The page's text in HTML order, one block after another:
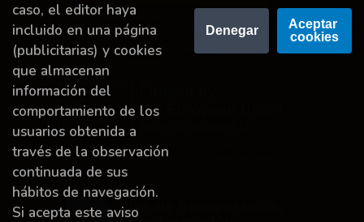
Proyecto financiado por la Dirección General del
Libro y Fomento de la Lectura, Ministerio de
Cultura y Deporte.
Financiado por la Unión Europea-Next Generation
caso, el editor haya
incluido en una página
(publicitarias) y cookies
que almacenan
información del
comportamiento de los
usuarios obtenida a
través de la observación
continuada de sus
hábitos de navegación.
Si acepta este aviso
Denegar
Aceptar
cookies